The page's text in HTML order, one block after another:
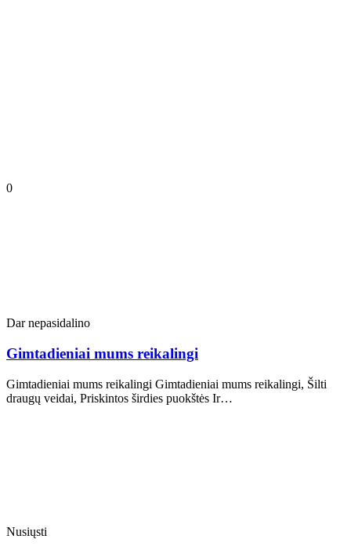
0
Dar nepasidalino
Gimtadieniai mums reikalingi
Gimtadieniai mums reikalingi Gimtadieniai mums reikalingi, Šilti
draugų veidai, Priskintos širdies puokštės Ir…
Nusiųsti